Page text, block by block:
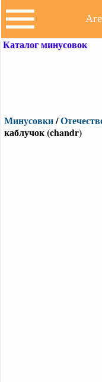
Каталог минусовок
Минусовки/
каблучок (chandr)